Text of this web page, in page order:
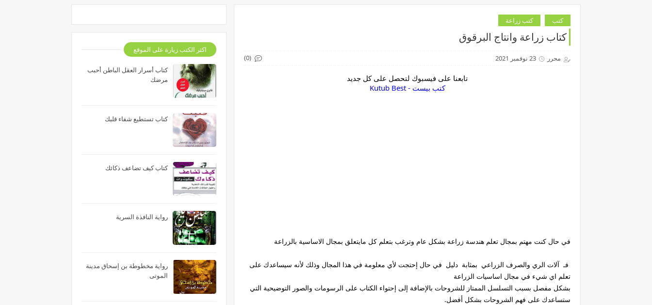
كتب كتب زراعة
كتاب زراعة وانتاج البرقوق
محرر 23 نوفمبر 2021 (0)
تابعنا على فيسبوك لتحصل على كل جديد
‏كتب بيست - Kutub Best‏
في حال كنت مهتم بمجال تعلم هندسة زراعة بشكل عام وترغب بتعلم كل مايتعلق بمجال الاساسية بالزراعة
فـ آلات الري والصرف الزراعي بمثابة دليل في حال إحتجت لأي معلومة في هذا المجال وذلك لأنه سيساعدك على
تعلم اي شيء في مجال اساسيات الزراعة
بشكل مفصل بسبب التسلسل الممتاز للشروحات بالإضافة إلى إحتواء الكتاب على الرسومات والصور التوضيحية التي
ستساعدك على فهم الشروحات بشكل أفضل.
اكثر الكتب زيارة على الموقع
كتاب أسرار العقل الباطن أحبب
مرضك
كتاب تستطيع شفاء قلبك
كتاب كيف تضاعف ذكائك
رواية النافذة السرية
رواية مخطوطة بن إسحاق مدينة
الموتى